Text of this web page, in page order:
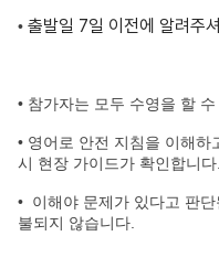
• 출발일 7일 이전에 알려주
• 참가자는 모두 수영을 할
• 영어로 안전 지침을 이해
시 현장 가이드가 확인합니다.
• 이해야 문제가 있다고 판
불되지 않습니다.